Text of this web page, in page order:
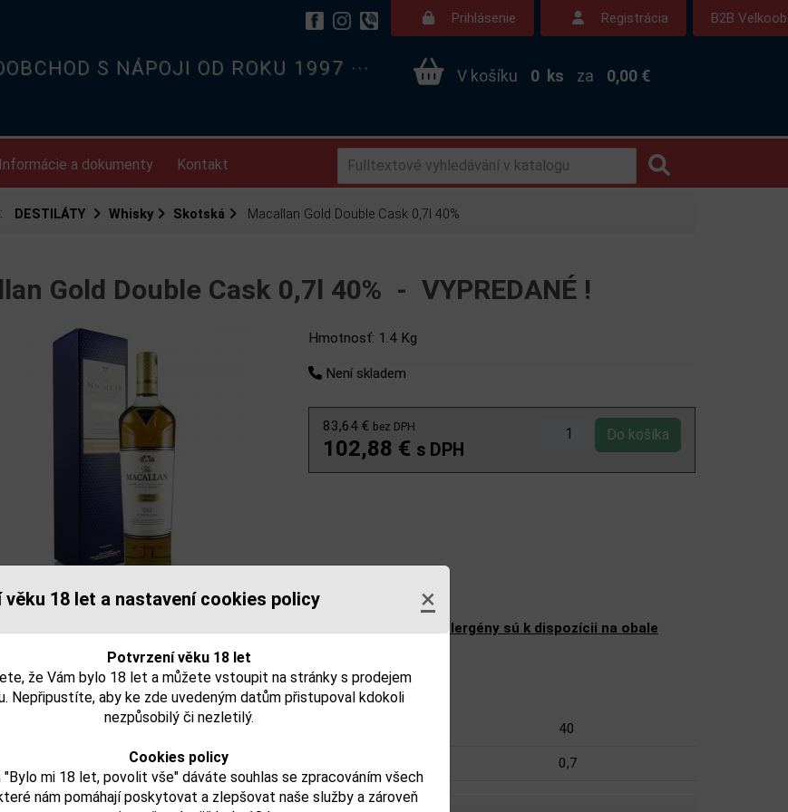
věku 18 let a nastavení cookies policy ×
Potvrzení věku 18 let
že Vám bylo 18 let a můžete vstoupit na stránky s prodejem
Nepřipustíte, aby ke zde uvedeným datům přistupoval kdokoli
nezpůsobilý či nezletilý.
Cookies policy
mi 18 let, povolit vše" dáváte souhlas se zpracováním všech
nám pomáhají poskytovat a zlepšovat naše služby a zároveň
Prihlásenie Registrácia B2B
S NÁPOJI OD ROKU 1997 ··· V košíku 0 ks za 0,00 €
Informácie a dokumenty Kontakt
DESTILÁTY Whisky Skotská Macallan Gold Double Cask 0,7l 40%
Gold Double Cask 0,7l 40% - VYPREDANÉ !
Hmotnosť: 1.4 Kg
Není skladem
83,64 € bez DPH
102,88 € s DPH
že tento produkt môže obsahovať alergény. Presné zloženie a alergény sú k dispozícii na obale
40
0,7